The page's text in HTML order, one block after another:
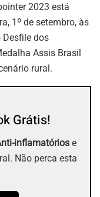
2023 está
1º de setembro, às
Desfile dos
Assis Brasil
rural.
Grátis!
inflamatórios e
Não perca esta